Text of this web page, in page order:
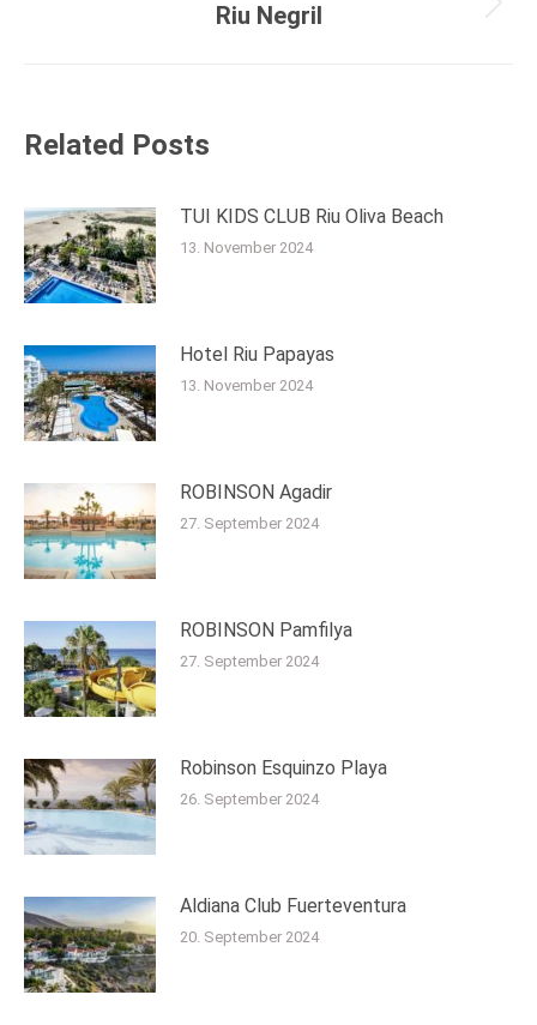
Nächster
Riu Negril
Related Posts
TUI KIDS CLUB Riu Oliva Beach
13. November 2024
Hotel Riu Papayas
13. November 2024
ROBINSON Agadir
27. September 2024
ROBINSON Pamfilya
27. September 2024
Robinson Esquinzo Playa
26. September 2024
Aldiana Club Fuerteventura
20. September 2024